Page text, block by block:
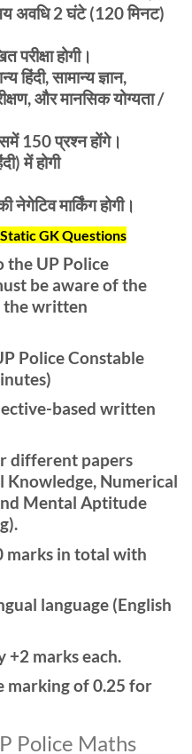
अवधि 2 घंटे (120 मिनट)
परीक्षा होगी।
हिंदी, सामान्य ज्ञान,
और मानसिक योग्यता /
150 प्रश्न होंगे।
में होगी
मार्किंग होगी।
GK Questions
UP Police
be aware of the
the written
Police Constable
based written
different papers
Knowledge, Numerical
Mental Aptitude
marks in total with
language (English
+2 marks each.
marking of 0.25 for
Police Maths